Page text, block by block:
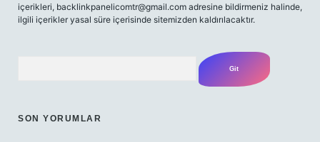
içerikleri, backlinkpanelicomtr@gmail.com adresine bildirmeniz halinde,
ilgili içerikler yasal süre içerisinde sitemizden kaldırılacaktır.
SON YORUMLAR